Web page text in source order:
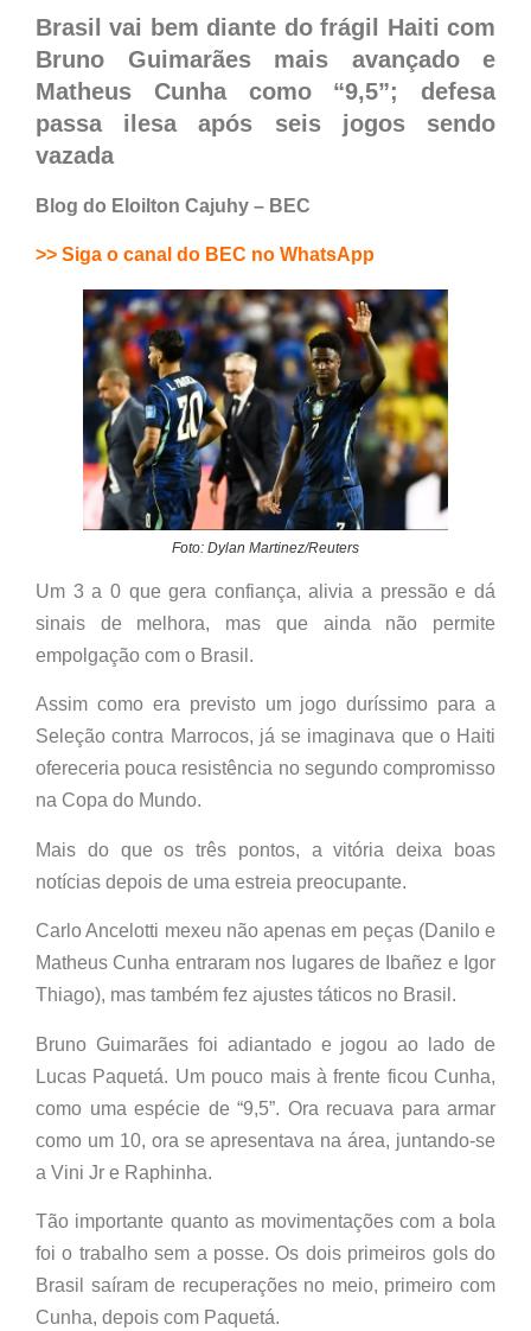
Brasil vai bem diante do frágil Haiti com
Bruno Guimarães mais avançado e
Matheus Cunha como “9,5”; defesa
passa ilesa após seis jogos sendo
vazada
Blog do Eloilton Cajuhy – BEC
>> Siga o canal do BEC no WhatsApp
Foto: Dylan Martinez/Reuters
Um 3 a 0 que gera confiança, alivia a pressão e dá
sinais de melhora, mas que ainda não permite
empolgação com o Brasil.
Assim como era previsto um jogo duríssimo para a
Seleção contra Marrocos, já se imaginava que o Haiti
ofereceria pouca resistência no segundo compromisso
na Copa do Mundo.
Mais do que os três pontos, a vitória deixa boas
notícias depois de uma estreia preocupante.
Carlo Ancelotti mexeu não apenas em peças (Danilo e
Matheus Cunha entraram nos lugares de Ibañez e Igor
Thiago), mas também fez ajustes táticos no Brasil.
Bruno Guimarães foi adiantado e jogou ao lado de
Lucas Paquetá. Um pouco mais à frente ficou Cunha,
como uma espécie de “9,5”. Ora recuava para armar
como um 10, ora se apresentava na área, juntando-se
a Vini Jr e Raphinha.
Tão importante quanto as movimentações com a bola
foi o trabalho sem a posse. Os dois primeiros gols do
Brasil saíram de recuperações no meio, primeiro com
Cunha, depois com Paquetá.